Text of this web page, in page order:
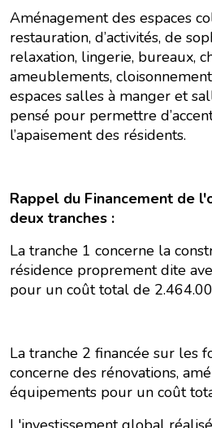
Aménagement des espaces
restauration, d’activités, de
relaxation, lingerie, bureaux,
ameublements,
espaces salles à manger et
pensé pour permettre
l’apaisement des résidents.
Rappel du Financement de
deux tranches :
La tranche 1 concerne la
résidence proprement dite
pour un coût total de
La tranche 2 financée sur les
concerne des rénovations,
équipements pour un coût